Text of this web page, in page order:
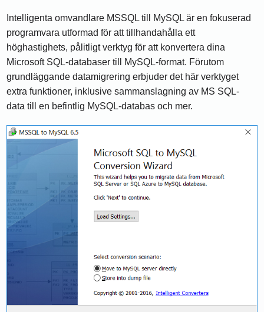
Intelligenta omvandlare MSSQL till MySQL är en fokuserad
programvara utformad för att tillhandahålla ett
höghastighets, pålitligt verktyg för att konvertera dina
Microsoft SQL-databaser till MySQL-format. Förutom
grundläggande datamigrering erbjuder det här verktyget
extra funktioner, inklusive sammanslagning av MS SQL-
data till en befintlig MySQL-databas och mer.